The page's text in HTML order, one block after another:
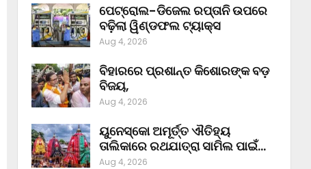
ପେଟ୍ରୋଲ-ଡିଜେଲ ରପ୍ତାନି ଉପରେ
ବଢ଼ିଲା ୱିଣ୍ଡଫଲ ଟ୍ୟାକ୍ସ
Aug 4, 2026
ବିହାରରେ ପ୍ରଶାନ୍ତ କିଶୋରଙ୍କ ବଡ଼
ବିଜୟ,
Aug 4, 2026
ୟୁନେସ୍କୋ ଅମୂର୍ତ୍ତ ଐତିହ୍ୟ
ତାଲିକାରେ ରଥଯାତ୍ରା ସାମିଲ ପାଇଁ…
Aug 4, 2026